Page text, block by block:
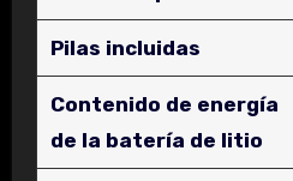
Pilas incluidas
Contenido de energía
de la batería de litio